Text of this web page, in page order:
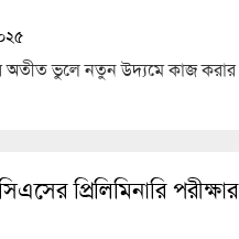
অতীত ভুলে নতুন উদ্যমে কাজ করার
প্রিলিমিনারি পরীক্ষার